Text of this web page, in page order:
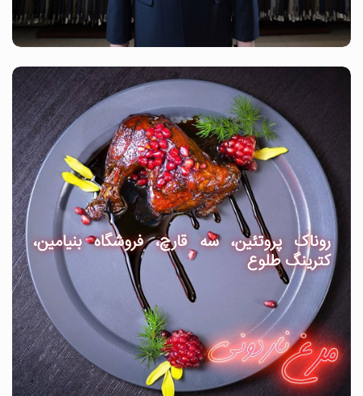
روناک پروتئین، سه قارچ، فروشگاه بنیامین،
کترینگ طلوع